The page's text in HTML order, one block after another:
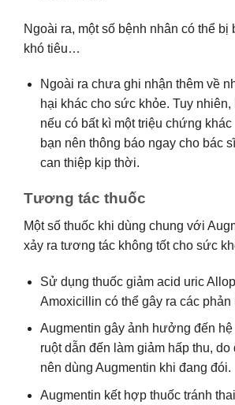
Ngoài ra, một số bệnh nhân có thể bị
khó tiêu…
Ngoài ra chưa ghi nhận thêm về
hại khác cho sức khỏe. Tuy nhiên,
nếu có bất kì một triệu chứng khác
bạn nên thông báo ngay cho bác
can thiệp kịp thời.
Tương tác thuốc
Một số thuốc khi dùng chung với
xảy ra tương tác không tốt cho sức
Sử dụng thuốc giảm acid uric
Amoxicillin có thể gây ra các
Augmentin gây ảnh hưởng đến
ruột dẫn đến làm giảm hấp thu, do
nên dùng Augmentin khi đang đói.
Augmentin kết hợp thuốc tránh